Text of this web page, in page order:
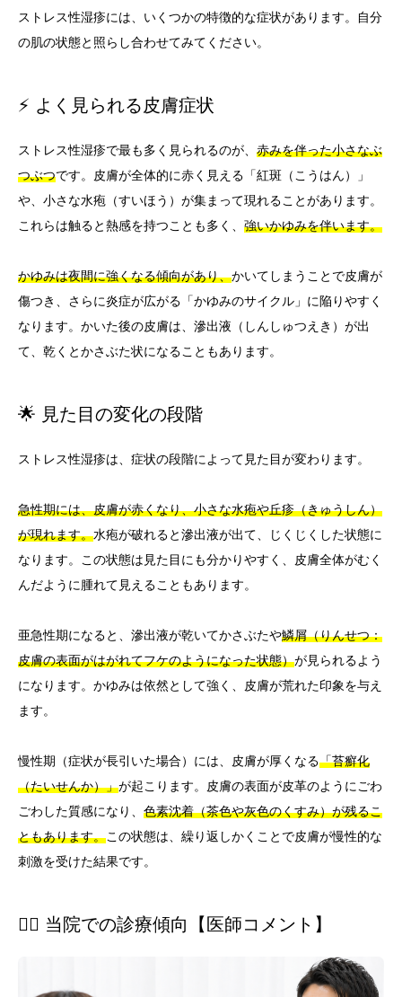
ストレス性湿疹には、いくつかの特徴的な症状があります。自分
の肌の状態と照らし合わせてみてください。
⚡ よく見られる皮膚症状
ストレス性湿疹で最も多く見られるのが、 赤みを伴った小さなぶ
つぶつです。皮膚が全体的に赤く見える「紅斑（こうはん）」
や、小さな水疱（すいほう）が集まって現れることがあります。
これらは触ると熱感を持つことも多く、 強いかゆみを伴います。
かゆみは夜間に強くなる傾向があり、かいてしまうことで皮膚が
傷つき、さらに炎症が広がる「かゆみのサイクル」に陥りやすく
なります。かいた後の皮膚は、滲出液（しんしゅつえき）が出
て、乾くとかさぶた状になることもあります。
🌟 見た目の変化の段階
ストレス性湿疹は、症状の段階によって見た目が変わります。
急性期には、皮膚が赤くなり、小さな水疱や丘疹（きゅうしん）
が現れます。水疱が破れると滲出液が出て、じくじくした状態に
なります。この状態は見た目にも分かりやすく、皮膚全体がむく
んだように腫れて見えることもあります。
亜急性期になると、滲出液が乾いてかさぶたや鱗屑（りんせつ：
皮膚の表面がはがれてフケのようになった状態）が見られるよう
になります。かゆみは依然として強く、皮膚が荒れた印象を与え
ます。
慢性期（症状が長引いた場合）には、皮膚が厚くなる「苔癬化
（たいせんか）」が起こります。皮膚の表面が皮革のようにごわ
ごわした質感になり、 色素沈着（茶色や灰色のくすみ）が残るこ
ともあります。この状態は、繰り返しかくことで皮膚が慢性的な
刺激を受けた結果です。
👨‍⚕️ 当院での診療傾向【医師コメント】